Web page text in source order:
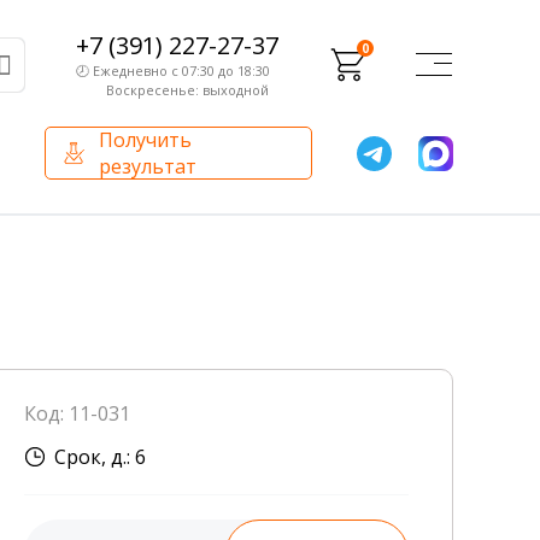
+7 (391) 227-27-37
🕗 Ежедневно с 07:30 до 18:30
Воскресенье: выходной
0
Получить
результат
Внутренний аудит
Сотрудники лаборатории
Код: 11-031
Срок, д.: 6